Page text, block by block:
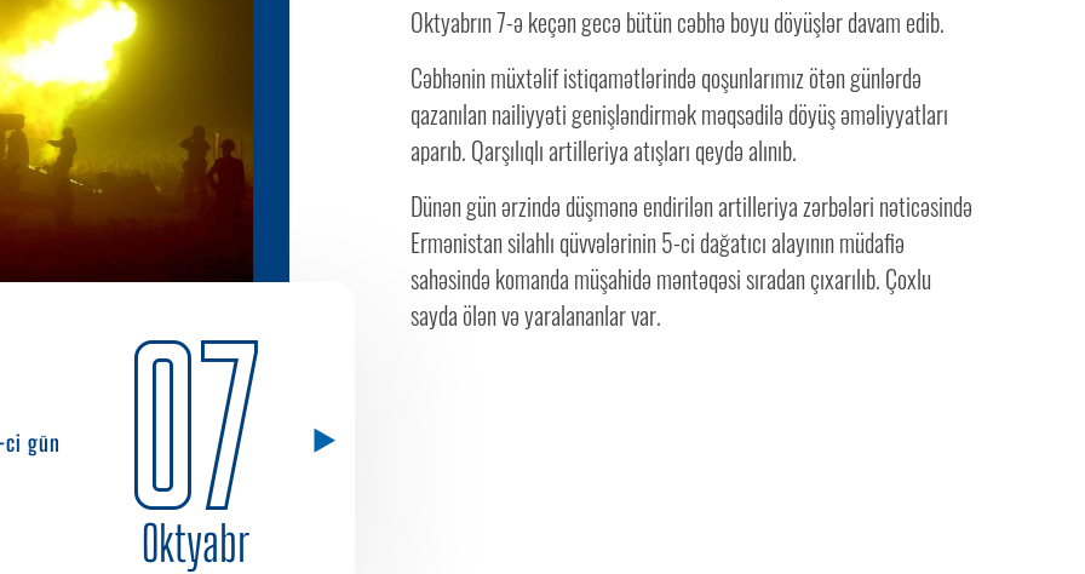
ci gün 07
Oktyabr
Oktyabrın 7-ə keçən gecə bütün cəbhə boyu döyüşlər davam edib.
Cəbhənin müxtəlif istiqamətlərində qoşunlarımız ötən günlərdə
qazanılan nailiyyəti genişləndirmək məqsədilə döyüş əməliyyatları
aparıb. Qarşılıqlı artilleriya atışları qeydə alınıb.
Dünən gün ərzində düşmənə endirilən artilleriya zərbələri nəticəsində
Ermənistan silahlı qüvvələrinin 5-ci dağatıcı alayının müdafiə
sahəsində komanda müşahidə məntəqəsi sıradan çıxarılıb. Çoxlu
sayda ölən və yaralananlar var.